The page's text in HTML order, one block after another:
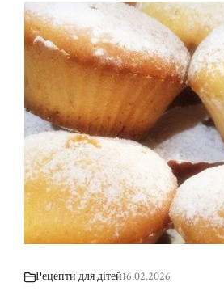
Рецепти для дітей16.02.2026